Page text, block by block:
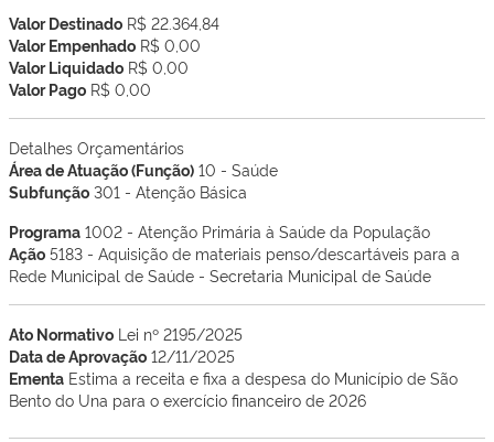
Valor Destinado R$ 22.364,84
Valor Empenhado R$ 0,00
Valor Liquidado R$ 0,00
Valor Pago R$ 0,00
Detalhes Orçamentários
Área de Atuação (Função) 10 - Saúde
Subfunção 301 - Atenção Básica
Programa 1002 - Atenção Primária à Saúde da População
Ação 5183 - Aquisição de materiais penso/descartáveis para a
Rede Municipal de Saúde - Secretaria Municipal de Saúde
Ato Normativo Lei nº 2195/2025
Data de Aprovação 12/11/2025
Ementa Estima a receita e fixa a despesa do Município de São
Bento do Una para o exercício financeiro de 2026